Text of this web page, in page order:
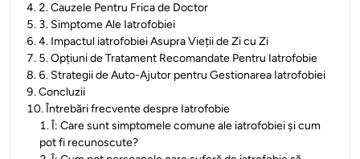
4. 2. Cauzele Pentru Frica de Doctor
5. 3. Simptome Ale Iatrofobiei
6.4. Impactul iatrofobiei Asupra Vieții de Zi cu Zi
7. 5. Opțiuni de Tratament Recomandate Pentru Iatrofobie
8. 6. Strategii de Auto-Ajutor pentru Gestionarea Iatrofobiei
9.Concluzii
10.Întrebări frecvente despre Iatrofobie
1.Î: Care sunt simptomele comune ale iatrofobiei și cum
pot fi recunoscute?